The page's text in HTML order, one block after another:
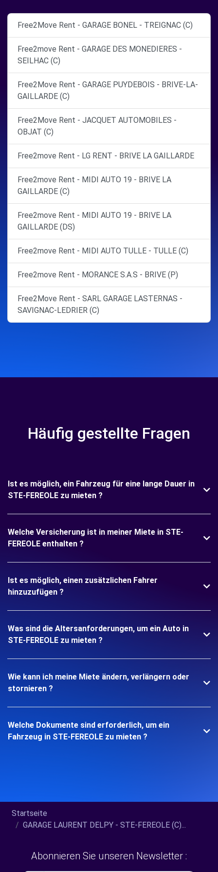
Free2Move Rent - GARAGE BONEL - TREIGNAC (C)
Free2move Rent - GARAGE DES MONEDIERES -
SEILHAC (C)
Free2Move Rent - GARAGE PUYDEBOIS - BRIVE-LA-
GAILLARDE (C)
Free2Move Rent - JACQUET AUTOMOBILES -
OBJAT (C)
Free2move Rent - LG RENT - BRIVE LA GAILLARDE
Free2move Rent - MIDI AUTO 19 - BRIVE LA
GAILLARDE (C)
Free2move Rent - MIDI AUTO 19 - BRIVE LA
GAILLARDE (DS)
Free2move Rent - MIDI AUTO TULLE - TULLE (C)
Free2move Rent - MORANCE S.A.S - BRIVE (P)
Free2Move Rent - SARL GARAGE LASTERNAS -
SAVIGNAC-LEDRIER (C)
Häufig gestellte Fragen
Ist es möglich, ein Fahrzeug für eine lange Dauer in
STE-FEREOLE zu mieten ?
Welche Versicherung ist in meiner Miete in STE-
FEREOLE enthalten ?
Ist es möglich, einen zusätzlichen Fahrer
hinzuzufügen ?
Was sind die Altersanforderungen, um ein Auto in
STE-FEREOLE zu mieten ?
Wie kann ich meine Miete ändern, verlängern oder
stornieren ?
Welche Dokumente sind erforderlich, um ein
Fahrzeug in STE-FEREOLE zu mieten ?
Startseite
GARAGE LAURENT DELPY - STE-FEREOLE (C)...
Abonnieren Sie unseren Newsletter :